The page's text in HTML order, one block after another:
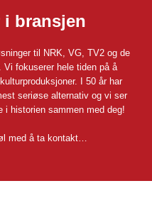
i bransjen
til NRK, VG, TV2 og de
fokuserer hele tiden på å
I 50 år har
seriøse alternativ og vi ser
i historien sammen med deg!
med å ta kontakt…